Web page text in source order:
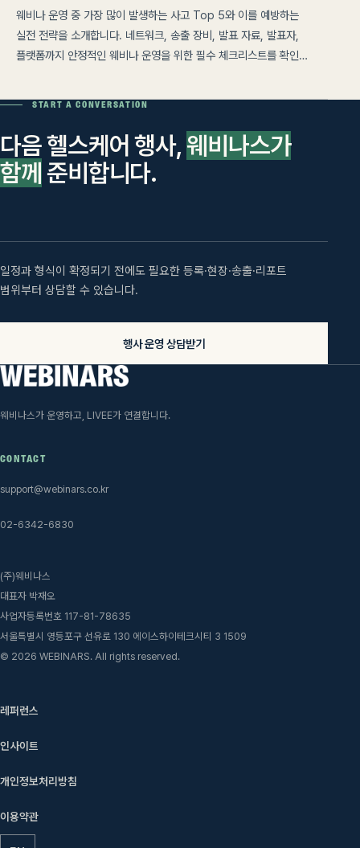
웨비나 운영 중 가장 많이 발생하는 사고 Top 5와 이를 예방하는
실전 전략을 소개합니다. 네트워크, 송출 장비, 발표 자료, 발표자,
플랫폼까지 안정적인 웨비나 운영을 위한 필수 체크리스트를 확인해
START A CONVERSATION
다음 헬스케어 행사,웨비나스가
함께 준비합니다.
일정과 형식이 확정되기 전에도 필요한 등록·현장·송출·리포트
범위부터 상담할 수 있습니다.
행사 운영 상담받기
웨비나스가 운영하고, LIVEE가 연결합니다.
CONTACT
support@webinars.co.kr
02-6342-6830
(주)웨비나스
대표자 박재오
사업자등록번호 117-81-78635
서울특별시 영등포구 선유로 130 에이스하이테크시티 3 1509
© 2026 WEBINARS. All rights reserved.
레퍼런스
인사이트
개인정보처리방침
이용약관